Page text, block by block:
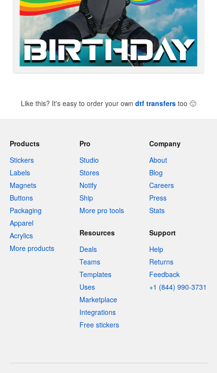
Like this? It's easy to order your own dtf transfers too 🙂
Products
Stickers
Labels
Magnets
Buttons
Packaging
Apparel
Acrylics
More products
Pro
Studio
Stores
Notify
Ship
More pro tools
Company
About
Blog
Careers
Press
Stats
Resources
Deals
Teams
Templates
Uses
Marketplace
Integrations
Free stickers
Support
Help
Returns
Feedback
+1 (844) 990-3731